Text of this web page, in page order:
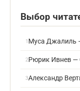
Выбор
Муса Джалиль
Рюрик Ивнев —
Александр